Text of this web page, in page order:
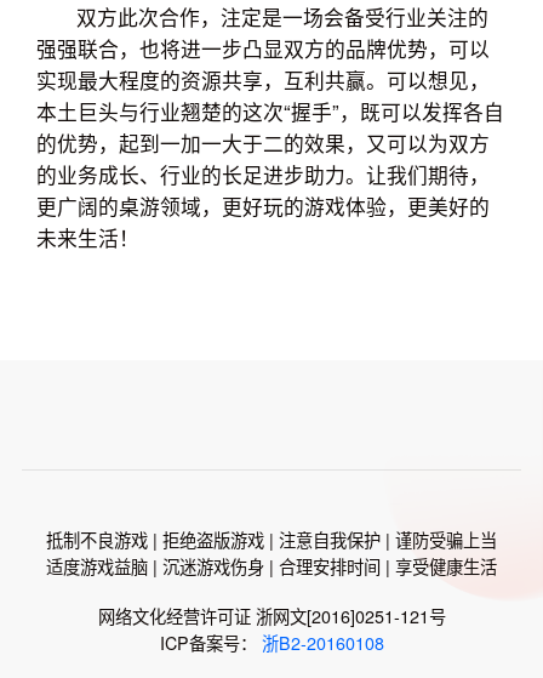
双方此次合作，注定是一场会备受行业关注的
强强联合，也将进一步凸显双方的品牌优势，可以
实现最大程度的资源共享，互利共赢。可以想见，
本土巨头与行业翘楚的这次“握手”，既可以发挥各自
的优势，起到一加一大于二的效果，又可以为双方
的业务成长、行业的长足进步助力。让我们期待，
更广阔的桌游领域，更好玩的游戏体验，更美好的
未来生活！
抵制不良游戏 | 拒绝盗版游戏 | 注意自我保护 | 谨防受骗上当
适度游戏益脑 | 沉迷游戏伤身 | 合理安排时间 | 享受健康生活
网络文化经营许可证 浙网文[2016]0251-121号
ICP备案号：
浙B2-20160108